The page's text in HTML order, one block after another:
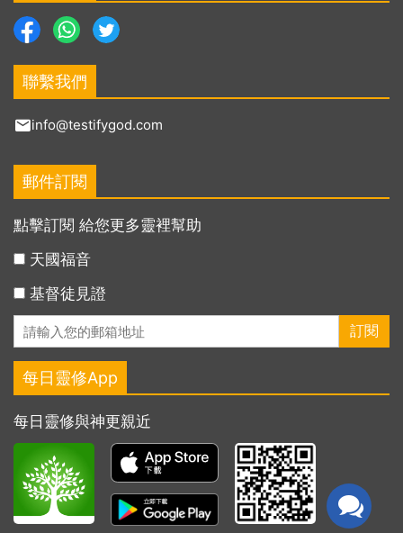
聯繫我們
info@testifygod.com
郵件訂閱
點擊訂閱 給您更多靈裡幫助
天國福音
基督徒見證
每日靈修App
每日靈修與神更親近